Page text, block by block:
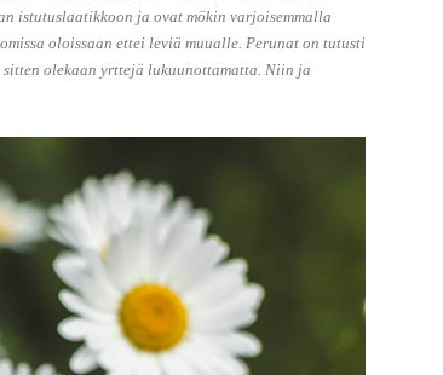
istutuslaatikkoon ja ovat mökin varjoisemmalla
oloissaan ettei leviä muualle. Perunat on tutusti
olekaan yrttejä lukuunottamatta. Niin ja